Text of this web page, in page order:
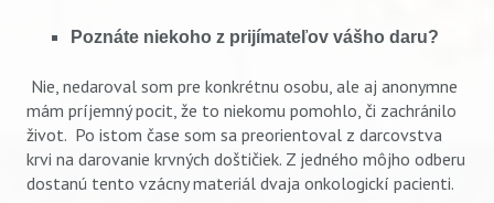
Poznáte niekoho z prijímateľov vášho daru?
Nie, nedaroval som pre konkrétnu osobu, ale aj anonymne
mám príjemný pocit, že to niekomu pomohlo, či zachránilo
život. Po istom čase som sa preorientoval z darcovstva
krvi na darovanie krvných doštičiek. Z jedného môjho odberu
dostanú tento vzácny materiál dvaja onkologickí pacienti.